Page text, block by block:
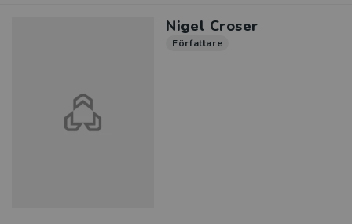
Nigel Croser
Författare